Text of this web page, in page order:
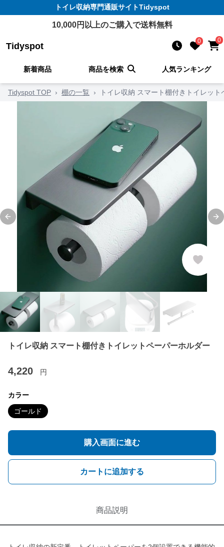
トイレ収納専門通販サイトTidyspot
10,000円以上のご購入で送料無料
Tidyspot 0 0
新着商品 商品を検索 人気ランキング
Tidyspot TOP › 棚の一覧 › トイレ収納 スマート棚付きトイレッ
Previous slide
トイレ収納 スマート棚付きトイレットペーパーホルダー
4,220 円
カラー
ゴールド
購入画面に進む
カートに追加する
商品説明